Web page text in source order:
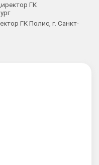
ГК
ГК Полис, г. Санкт-